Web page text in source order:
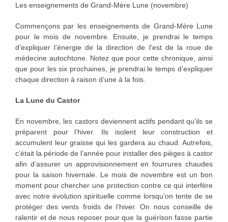
Les enseignements de Grand-Mère Lune (novembre)
Commençons par les enseignements de Grand-Mère Lune
pour le mois de novembre. Ensuite, je prendrai le temps
d’expliquer l’énergie de la direction de l’est de la roue de
médecine autochtone. Notez que pour cette chronique, ainsi
que pour les six prochaines, je prendrai le temps d’expliquer
chaque direction à raison d’une à la fois.
La Lune du Castor
En novembre, les castors deviennent actifs pendant qu’ils se
préparent pour l’hiver. Ils isolent leur construction et
accumulent leur graisse qui les gardera au chaud. Autrefois,
c’était la période de l’année pour installer des pièges à castor
afin d’assurer un approvisionnement en fourrures chaudes
pour la saison hivernale. Le mois de novembre est un bon
moment pour chercher une protection contre ce qui interfère
avec notre évolution spirituelle comme lorsqu’on tente de se
protéger des vents froids de l’hiver. On nous conseille de
ralentir et de nous reposer pour que la guérison fasse partie